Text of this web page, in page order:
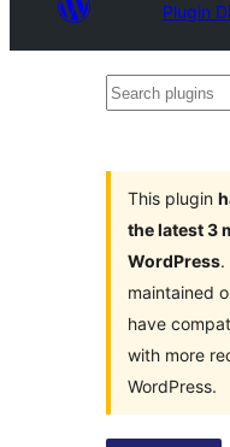
Plugin
Search
This plugin
the latest 3
WordPress.
maintained
have
with more
WordPress.